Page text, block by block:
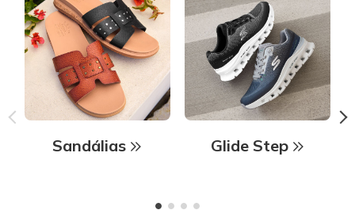
Sandálias Glide Step